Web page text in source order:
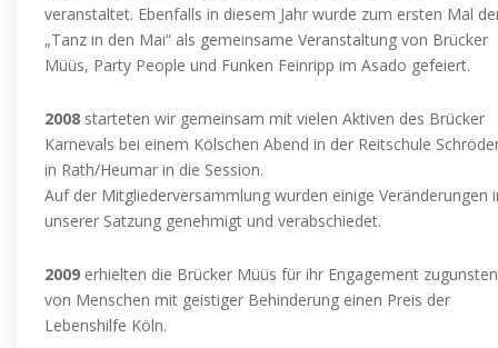
veranstaltet. Ebenfalls in diesem Jahr wurde zum ersten Mal
„Tanz in den Mai“ als gemeinsame Veranstaltung von Brücker
Müüs, Party People und Funken Feinripp im Asado gefeiert.
2008 starteten wir gemeinsam mit vielen Aktiven des Brücker
Karnevals bei einem Kölschen Abend in der Reitschule
in Rath/Heumar in die Session.
Auf der Mitgliederversammlung wurden einige Veränderungen
unserer Satzung genehmigt und verabschiedet.
2009 erhielten die Brücker Müüs für ihr Engagement zugunsten
von Menschen mit geistiger Behinderung einen Preis der
Lebenshilfe Köln.